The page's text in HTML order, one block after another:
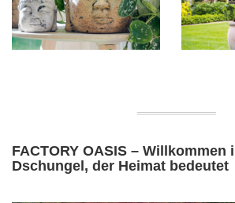
FACTORY OASIS – Willkommen
Dschungel, der Heimat bedeutet